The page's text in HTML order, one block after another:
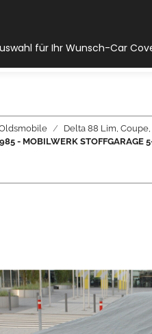
für Ihr Wunsch-Car
Delta 88 Lim,
- MOBILWERK STOFFGARAGE